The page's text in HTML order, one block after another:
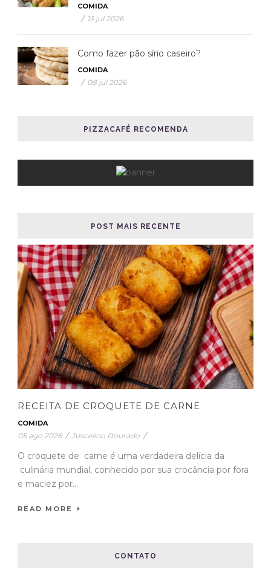
COMIDA
/ 13 jul 2026
Como fazer pão sírio caseiro?
COMIDA
/ 08 jul 2026
PIZZACAFÉ RECOMENDA
POST MAIS RECENTE
RECEITA DE CROQUETE DE CARNE
COMIDA
05 ago 2026 / Juscelino Dourado /
O croquete de carne é uma verdadeira delícia da
culinária mundial, conhecido por sua crocância por fora
e maciez por...
READ MORE
CONTATO